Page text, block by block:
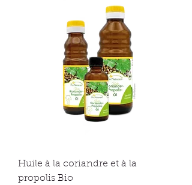
Huile à la coriandre et à la
propolis Bio